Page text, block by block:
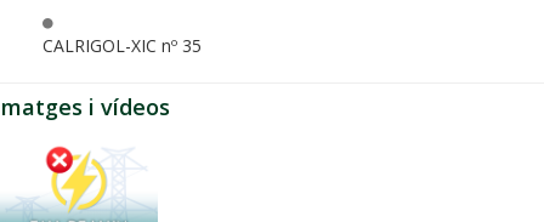
CALRIGOL-XIC nº 35
i vídeos